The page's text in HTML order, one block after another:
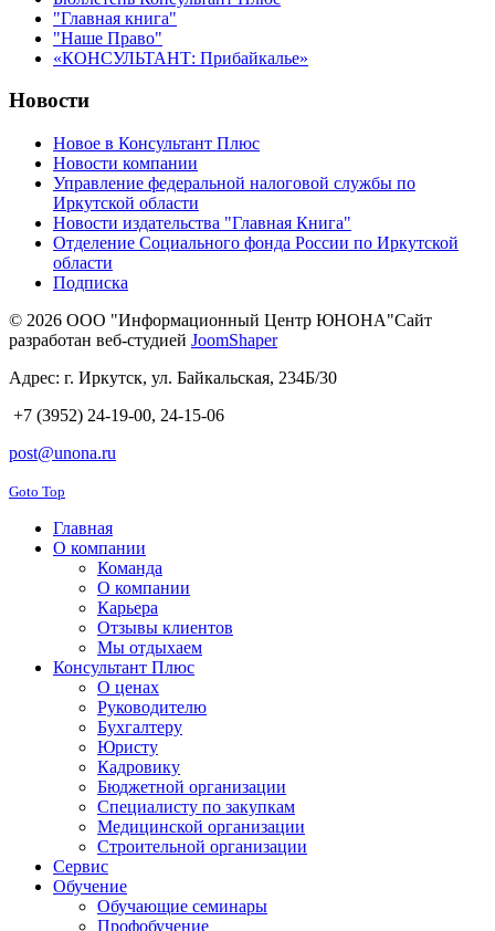
"Главная книга"
"Наше Право"
«КОНСУЛЬТАНТ: Прибайкалье»
Новости
Новое в Консультант Плюс
Новости компании
Управление федеральной налоговой службы по
Иркутской области
Новости издательства "Главная Книга"
Отделение Социального фонда России по Иркутской
области
Подписка
© 2026 ООО "Информационный Центр ЮНОНА"Сайт
разработан веб-студией JoomShaper
Адрес: г. Иркутск, ул. Байкальская, 234Б/30
+7 (3952) 24-19-00, 24-15-06
post@unona.ru
Goto Top
Главная
О компании
Команда
О компании
Карьера
Отзывы клиентов
Мы отдыхаем
Консультант Плюс
О ценах
Руководителю
Бухгалтеру
Юристу
Кадровику
Бюджетной организации
Специалисту по закупкам
Медицинской организации
Строительной организации
Сервис
Обучение
Обучающие семинары
Профобучение